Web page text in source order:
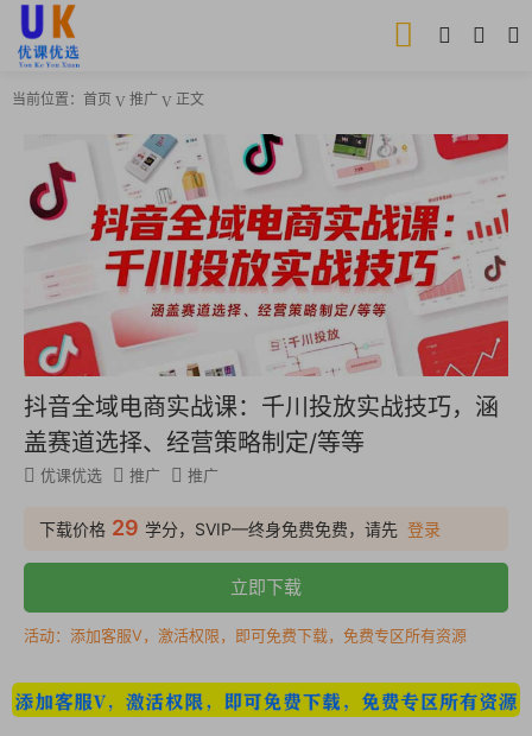
当前位置： 首页 推广 正文
抖音全域电商实战课：千川投放实战技巧，涵
盖赛道选择、经营策略制定/等等
优课优选 推广 推广
下载价格 29 学分，SVIP—终身免费免费，请先 登录
立即下载
活动：添加客服V，激活权限，即可免费下载，免费专区所有资源